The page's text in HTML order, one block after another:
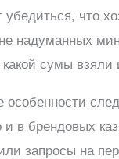
убедиться, что
надуманных
какой сумы
особенности
и в брендовых
запросы на